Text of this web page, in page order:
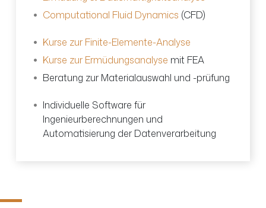
Computational Fluid Dynamics (CFD)
Kurse zur Finite-Elemente-Analyse
Kurse zur Ermüdungsanalyse mit FEA
Beratung zur Materialauswahl und -prüfung
Individuelle Software für
Ingenieurberechnungen und
Automatisierung der Datenverarbeitung